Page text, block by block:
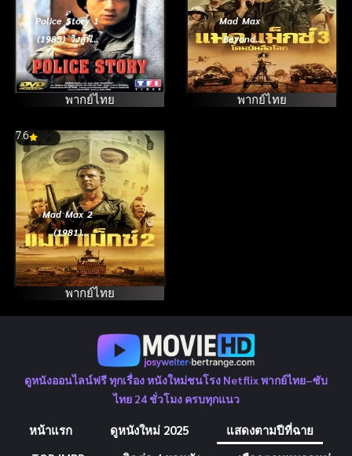
Police Story 1
(1985) วิ่งสู้ฟัด
ภาค 1
พากย์ไทย
Mad Max
Beyond
Thunderdome
(1985)
แมดแม็กซ์ 3 โดม
บันลือโลก
พากย์ไทย
7.6
Mad Max 2
(1981)
แมดแม็กซ์ 2
พากย์ไทย
ดูหนังออนไลน์ฟรี ทุกเรื่อง หนังใหม่ชนโรง Netflix พากย์ไทย–ซับ
ไทย 24 ชั่วโมง ครบทุกแนว
หน้าแรก ดูหนังใหม่ 2025
แสดงตามปีที่ฉาย